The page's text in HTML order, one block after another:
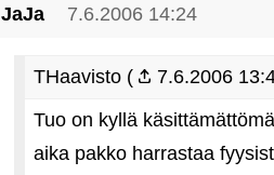
JaJa 7.6.2006 14:24
THaavisto (
7.6.2006
Tuo on kyllä
aika pakko harrastaa